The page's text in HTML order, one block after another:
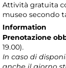
Attività gratuita
museo secondo
Information
Prenotazione
19.00).
In caso di